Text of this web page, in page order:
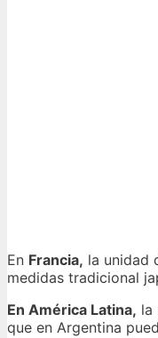
En Francia, la unidad
medidas tradicional
En América Latina, la
que en Argentina